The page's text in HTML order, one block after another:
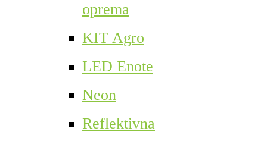
oprema
KIT Agro
LED Enote
Neon
Reflektivna